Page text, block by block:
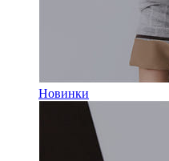
Новинки